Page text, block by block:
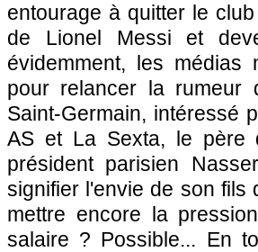
entourage à quitter le
de Lionel Messi et
évidemment, les médias
pour relancer la rumeur
Saint-Germain, intéressé
AS et La Sexta, le père
président parisien
signifier l'envie de son fils
mettre encore la
salaire ? Possible... En